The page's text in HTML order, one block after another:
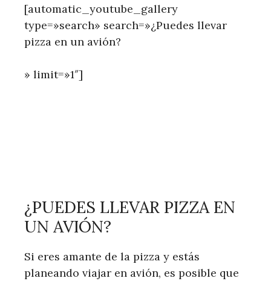
[automatic_youtube_gallery
type=»search» search=»¿Puedes llevar
pizza en un avión?
» limit=»1″]
¿PUEDES LLEVAR PIZZA EN
UN AVIÓN?
Si eres amante de la pizza y estás
planeando viajar en avión, es posible que